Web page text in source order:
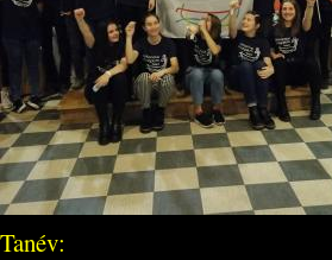
Tanév: